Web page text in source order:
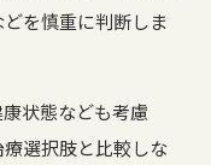
を慎重に判断しま
状態なども考慮
選択肢と比較しな